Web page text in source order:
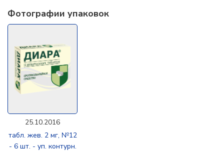
Фотографии упаковок
25.10.2016
табл. жев. 2 мг, №12
- 6 шт. - уп. контурн.